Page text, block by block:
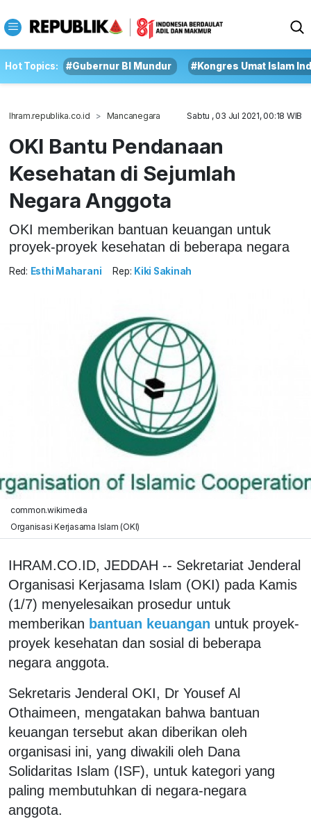
Hot Topics: #Gubernur BI Mundur #Kongres Umat Islam
Ihram.republika.co.id Mancanegara Sabtu , 03 Jul 2021, 00:18 WIB
OKI Bantu Pendanaan
Kesehatan di Sejumlah
Negara Anggota
OKI memberikan bantuan keuangan untuk
proyek-proyek kesehatan di beberapa negara
Red: Esthi Maharani Rep: Kiki Sakinah
common.wikimedia
Organisasi Kerjasama Islam (OKI)
IHRAM.CO.ID, JEDDAH -- Sekretariat Jenderal
Organisasi Kerjasama Islam (OKI) pada Kamis
(1/7) menyelesaikan prosedur untuk
memberikan bantuan keuangan untuk proyek-
proyek kesehatan dan sosial di beberapa
negara anggota.
Sekretaris Jenderal OKI, Dr Yousef Al
Othaimeen, mengatakan bahwa bantuan
keuangan tersebut akan diberikan oleh
organisasi ini, yang diwakili oleh Dana
Solidaritas Islam (ISF), untuk kategori yang
paling membutuhkan di negara-negara
anggota.